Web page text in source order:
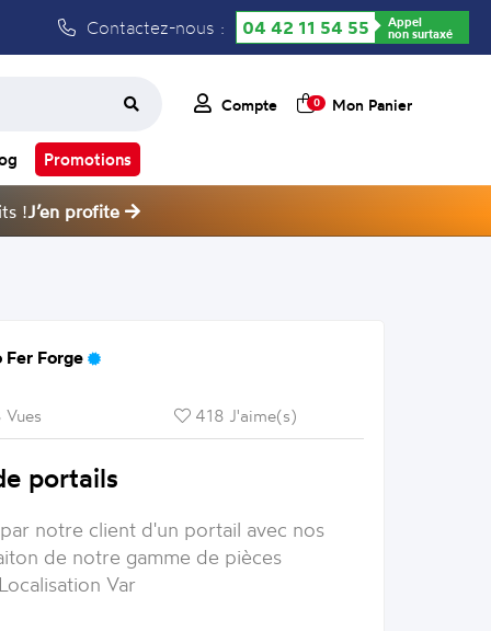
Contactez-nous : 04 42 11 54 55 Appel
non surtaxé
Compte 0 Mon Panier
Promotions
!J’en profite
Fer Forge
418 J'aime(s)
portails
notre client d'un portail avec nos
de notre gamme de pièces
Var